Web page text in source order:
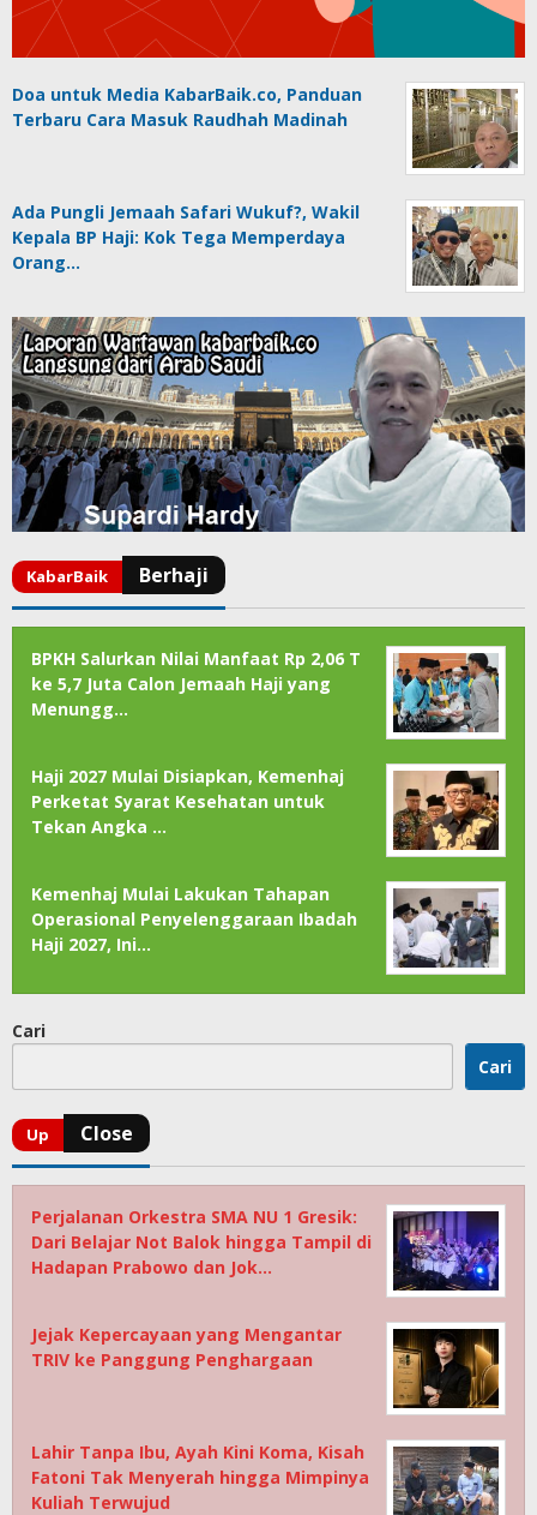
Doa untuk Media KabarBaik.co, Panduan
Terbaru Cara Masuk Raudhah Madinah
Ada Pungli Jemaah Safari Wukuf?, Wakil
Kepala BP Haji: Kok Tega Memperdaya
Orang…
BPKH Salurkan Nilai Manfaat Rp 2,06 T
ke 5,7 Juta Calon Jemaah Haji yang
Menungg…
Haji 2027 Mulai Disiapkan, Kemenhaj
Perketat Syarat Kesehatan untuk
Tekan Angka …
Kemenhaj Mulai Lakukan Tahapan
Operasional Penyelenggaraan Ibadah
Haji 2027, Ini…
Cari
Cari
Perjalanan Orkestra SMA NU 1 Gresik:
Dari Belajar Not Balok hingga Tampil di
Hadapan Prabowo dan Jok…
Jejak Kepercayaan yang Mengantar
TRIV ke Panggung Penghargaan
Lahir Tanpa Ibu, Ayah Kini Koma, Kisah
Fatoni Tak Menyerah hingga Mimpinya
Kuliah Terwujud